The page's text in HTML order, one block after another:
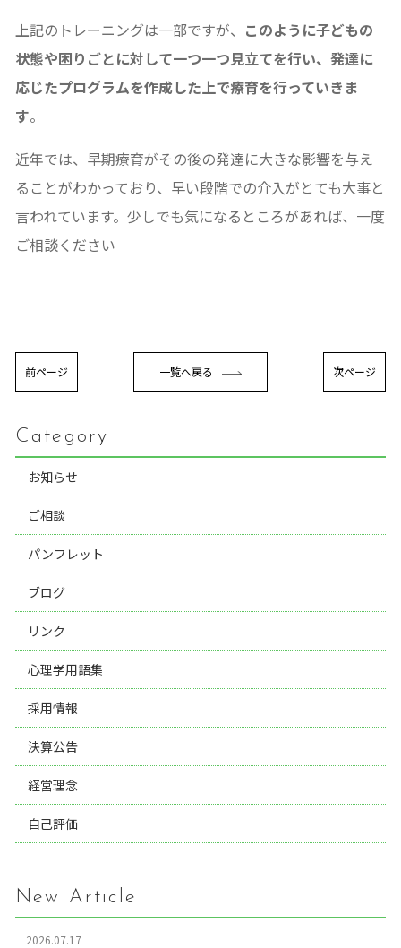
上記のトレーニングは一部ですが、 このように子どもの
状態や困りごとに対して一つ一つ見立てを行い、発達に
応じたプログラムを作成した上で療育を行っていきま
す。
近年では、早期療育がその後の発達に大きな影響を与え
ることがわかっており、早い段階での介入がとても大事と
言われています。少しでも気になるところがあれば、一度
ご相談ください
前ページ 一覧へ戻る 次ページ
Category
お知らせ
ご相談
パンフレット
ブログ
リンク
心理学用語集
採用情報
決算公告
経営理念
自己評価
New Article
2026.07.17